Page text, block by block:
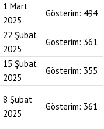
1 Mart
2025
Gösterim: 494
22 Şubat
2025
Gösterim: 361
15 Şubat
2025
Gösterim: 355
8 Şubat
2025
Gösterim: 361